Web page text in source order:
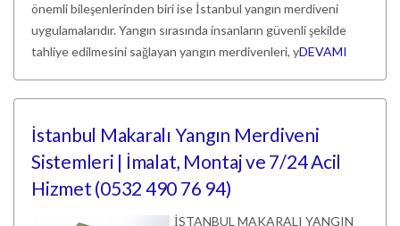
önemli bileşenlerinden biri ise İstanbul yangın merdiveni
uygulamalarıdır. Yangın sırasında insanların güvenli şekilde
tahliye edilmesini sağlayan yangın merdivenleri, yDEVAMI
İstanbul Makaralı Yangın Merdiveni
Sistemleri | İmalat, Montaj ve 7/24 Acil
Hizmet (0532 490 76 94)
İSTANBUL MAKARALI YANGIN